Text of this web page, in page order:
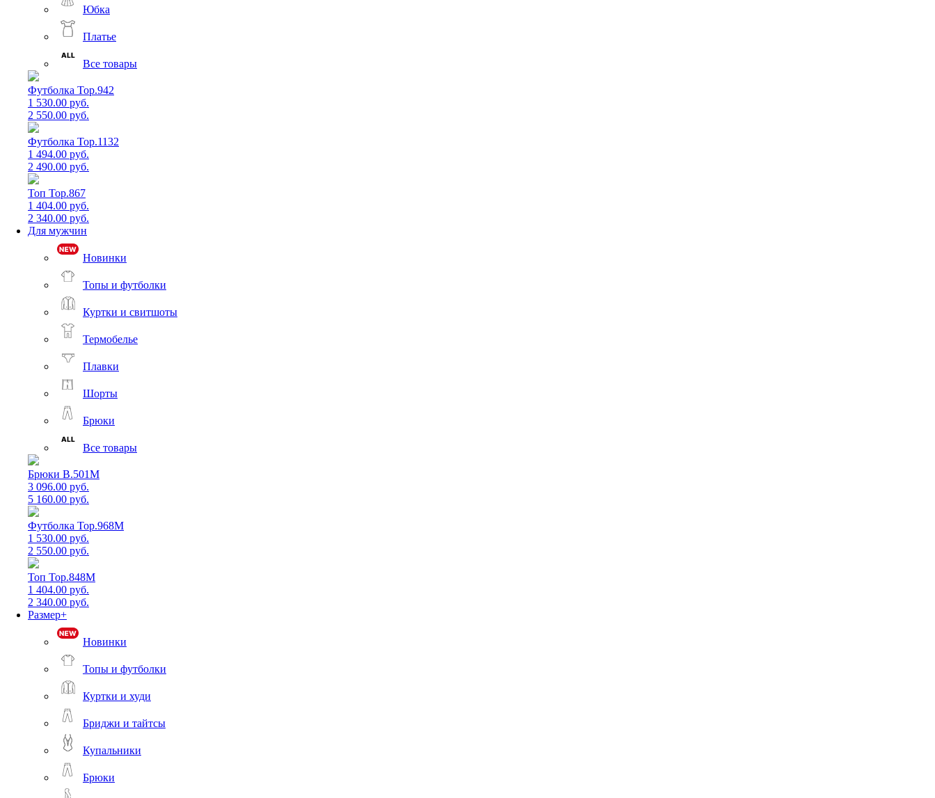
Юбка
Платье
Все товары
Футболка Top.942
1 530.00 руб.
2 550.00 руб.
Футболка Top.1132
1 494.00 руб.
2 490.00 руб.
Топ Top.867
1 404.00 руб.
2 340.00 руб.
Для мужчин
Новинки
Топы и футболки
Куртки и свитшоты
Термобелье
Плавки
Шорты
Брюки
Все товары
Брюки B.501M
3 096.00 руб.
5 160.00 руб.
Футболка Top.968M
1 530.00 руб.
2 550.00 руб.
Топ Top.848M
1 404.00 руб.
2 340.00 руб.
Размер+
Новинки
Топы и футболки
Куртки и худи
Бриджи и тайтсы
Купальники
Брюки